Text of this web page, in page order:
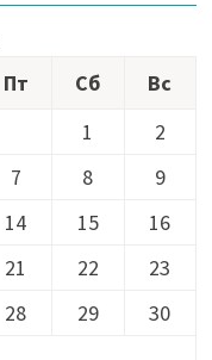
Пт Сб
Вс
1
2
7 8
9
14 15
16
21 22
23
28 29
30